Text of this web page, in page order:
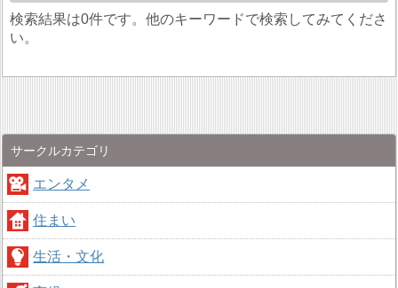
検索結果は0件です。他のキーワードで検索してみてくださ
い。
サークルカテゴリ
エンタメ
住まい
生活・文化